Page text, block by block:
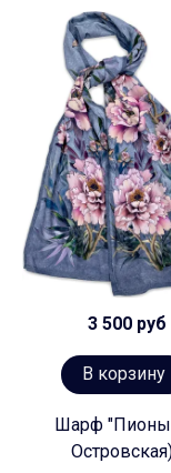
3 500 руб
В корзину
Шарф "Пионы